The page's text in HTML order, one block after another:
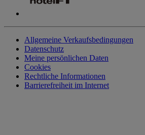
Allgemeine Verkaufsbedingungen
Datenschutz
Meine persönlichen Daten
Cookies
Rechtliche Informationen
Barrierefreiheit im Internet